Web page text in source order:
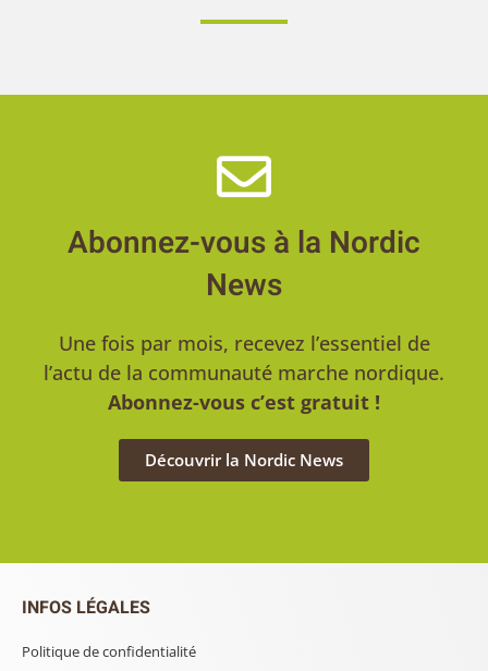
Abonnez-vous à la Nordic
News
Une fois par mois, recevez l’essentiel de
l’actu de la communauté marche nordique.
Abonnez-vous c’est gratuit !
Découvrir la Nordic News
INFOS LÉGALES
Politique de confidentialité